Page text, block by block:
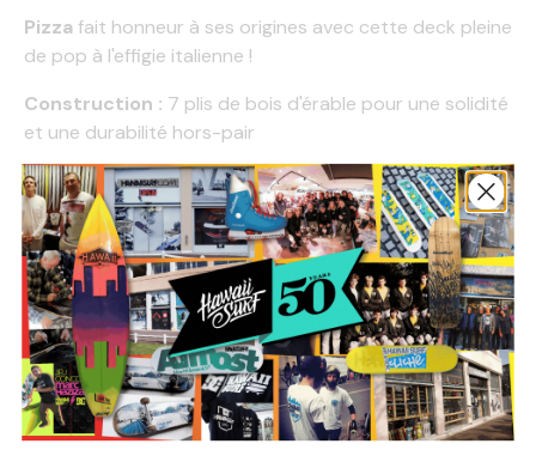
Pizzafait honneur à ses origines avec cette deck pleine
de pop à l'effigie italienne !
Construction : 7 plis de bois d'érable pour une solidité
et une durabilité hors-pair
Dimensions :8.0 x 32.375
Pratique :Street ou park, s'adapte très bien
Shape :Classique avec nose et tail redressés
Concave :Moyen, la plus répandue pour balancer vos
tricks rapidement
Profitez des meilleures decks surHawaiiSurf!